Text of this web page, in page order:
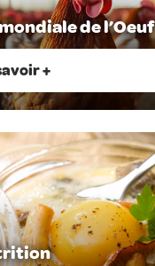
de l’Oeuf
+